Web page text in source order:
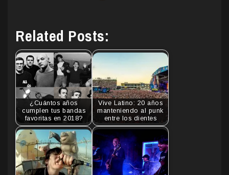
Related Posts:
¿Cuántos años
cumplen tus bandas
favoritas en 2018?
Vive Latino: 20 años
manteniendo al punk
entre los dientes